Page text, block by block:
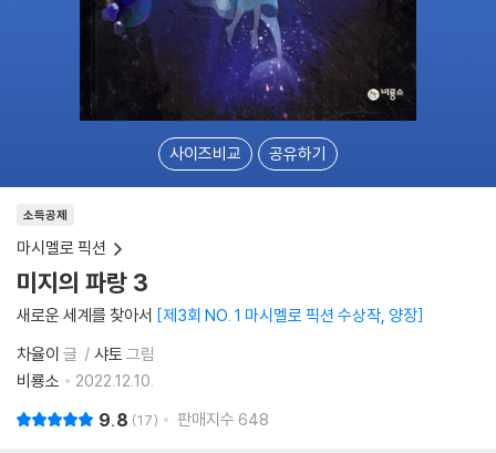
사이즈비교 공유하기
소득공제
마시멜로 픽션
미지의 파랑 3
새로운 세계를 찾아서 제3회 NO. 1 마시멜로 픽션 수상작, 양장
차율이 글 샤토 그림
비룡소
2022.12.10.
9.8 17 판매지수 648